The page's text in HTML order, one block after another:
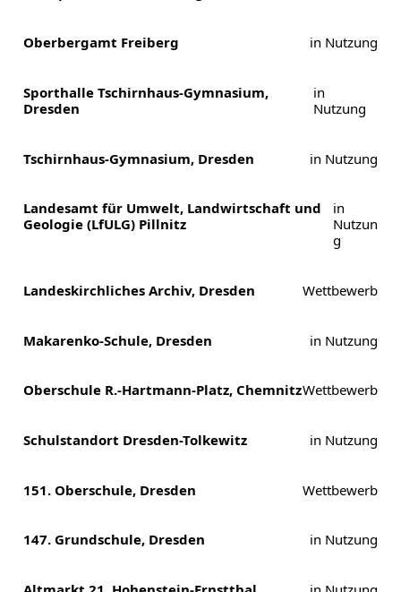
Oberbergamt Freiberg in Nutzung
Sporthalle Tschirnhaus-Gymnasium,
Dresden
in
Nutzung
Tschirnhaus-Gymnasium, Dresden in Nutzung
Landesamt für Umwelt, Landwirtschaft und
Geologie (LfULG) Pillnitz
in
Nutzun
g
Landeskirchliches Archiv, Dresden Wettbewerb
Makarenko-Schule, Dresden in Nutzung
Oberschule R.-Hartmann-Platz, ChemnitzWettbewerb
Schulstandort Dresden-Tolkewitz in Nutzung
151. Oberschule, Dresden Wettbewerb
147. Grundschule, Dresden in Nutzung